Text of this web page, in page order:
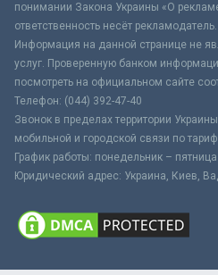
понимании Закона Украины «О
ответственность несёт рекламодатель.
Информация на данной странице не
услуг. Проверенную банком
посмотреть на официальном сайте
Телефон: (044) 392-47-40
Звонок в пределах территории
мобильной и городской связи по
График работы: понедельник –
Юридический адрес: Украина, Киев,